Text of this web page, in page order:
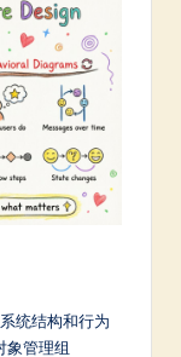
统结构和行为
管理组